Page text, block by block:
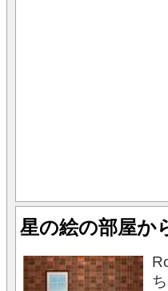
星の絵の部屋か